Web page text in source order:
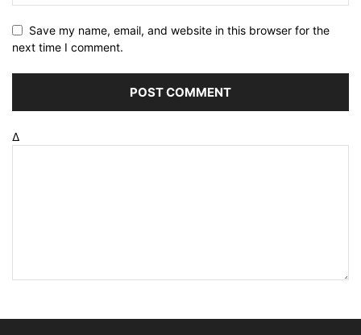
Save my name, email, and website in this browser for the
next time I comment.
Δ